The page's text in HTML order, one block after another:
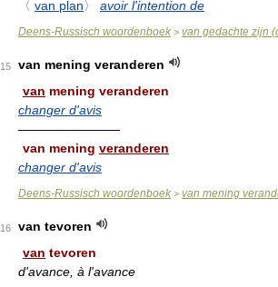
〈 van plan〉 avoir l'intention de
Deens-Russisch woordenboek > van gedachte zijn
15
van mening veranderen
van mening veranderen
changer d'avis
————————
van mening veranderen
changer d'avis
Deens-Russisch woordenboek > van mening
16
van tevoren
van tevoren
d'avance, à l'avance